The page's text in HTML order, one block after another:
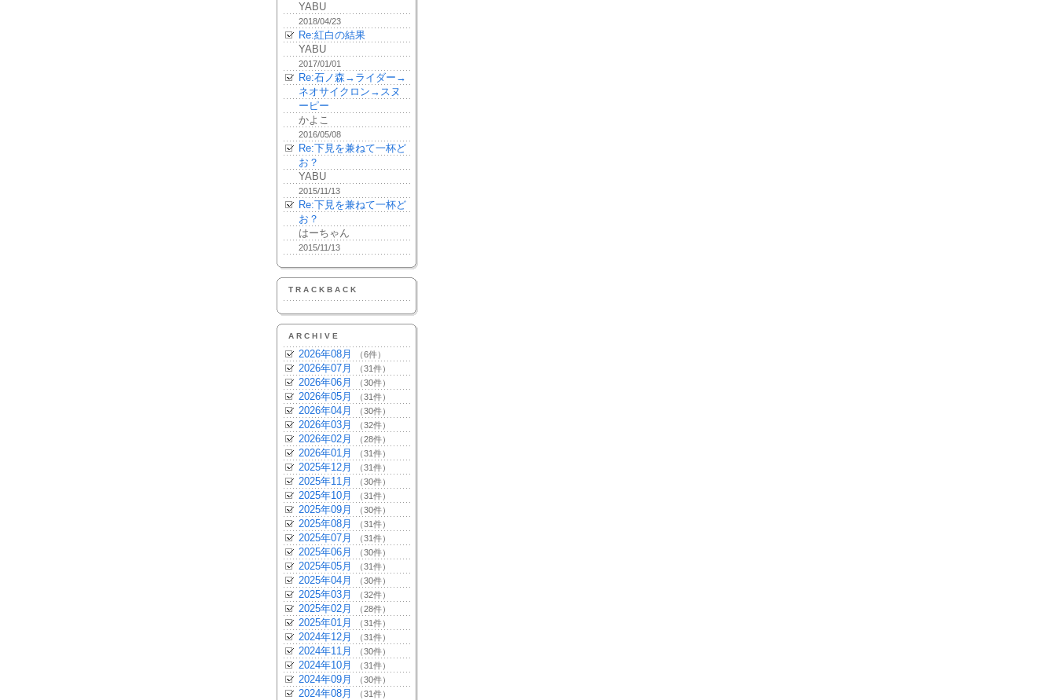
YABU
2018/04/23
Re:紅白の結果
YABU
2017/01/01
Re:石ノ森→ライダー→
ネオサイクロン→スヌ
ーピー
かよこ
2016/05/08
Re:下見を兼ねて一杯ど
お？
YABU
2015/11/13
Re:下見を兼ねて一杯ど
お？
はーちゃん
2015/11/13
TRACKBACK
ARCHIVE
2026年08月 （6件）
2026年07月 （31件）
2026年06月 （30件）
2026年05月 （31件）
2026年04月 （30件）
2026年03月 （32件）
2026年02月 （28件）
2026年01月 （31件）
2025年12月 （31件）
2025年11月 （30件）
2025年10月 （31件）
2025年09月 （30件）
2025年08月 （31件）
2025年07月 （31件）
2025年06月 （30件）
2025年05月 （31件）
2025年04月 （30件）
2025年03月 （32件）
2025年02月 （28件）
2025年01月 （31件）
2024年12月 （31件）
2024年11月 （30件）
2024年10月 （31件）
2024年09月 （30件）
2024年08月 （31件）